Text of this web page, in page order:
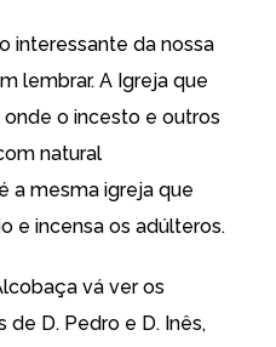
interessante da nossa
lembrar. A Igreja que
onde o incesto e outros
natural
a mesma igreja que
e incensa os adúlteros.
vá ver os
D. Pedro e D. Inês,